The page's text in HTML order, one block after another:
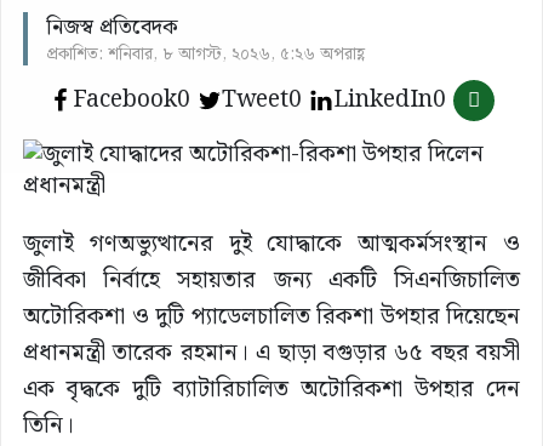
নিজস্ব প্রতিবেদক
প্রকাশিত: শনিবার, ৮ আগস্ট, ২০২৬, ৫:২৬ অপরাহ্ণ
Facebook0 Tweet0 LinkedIn0
জুলাই গণঅভ্যুত্থানের দুই যোদ্ধাকে আত্মকর্মসংস্থান ও
জীবিকা নির্বাহে সহায়তার জন্য একটি সিএনজিচালিত
অটোরিকশা ও দুটি প্যাডেলচালিত রিকশা উপহার দিয়েছেন
প্রধানমন্ত্রী তারেক রহমান। এ ছাড়া বগুড়ার ৬৫ বছর বয়সী
এক বৃদ্ধকে দুটি ব্যাটারিচালিত অটোরিকশা উপহার দেন
তিনি।